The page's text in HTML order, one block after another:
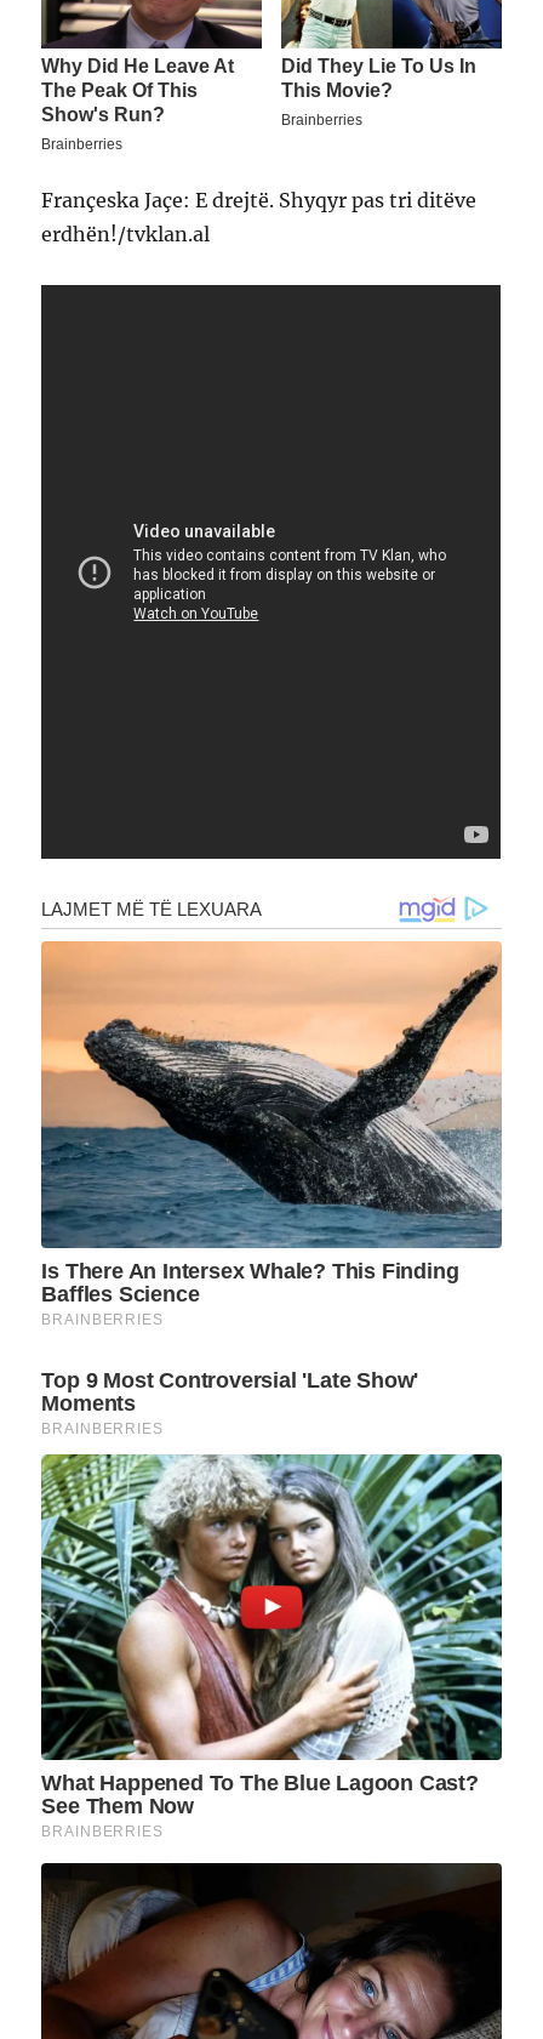
Françeska Jaçe: E drejtë. Shyqyr pas tri ditëve
erdhën!/tvklan.al